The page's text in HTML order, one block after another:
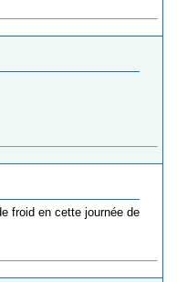
froid en cette journée de